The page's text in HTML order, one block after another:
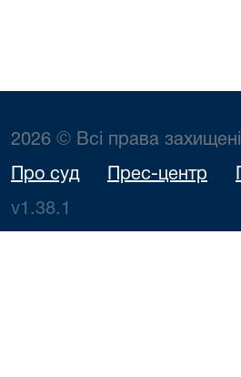
2026 © Всі права захищені
Про суд Прес-центр
v1.38.1